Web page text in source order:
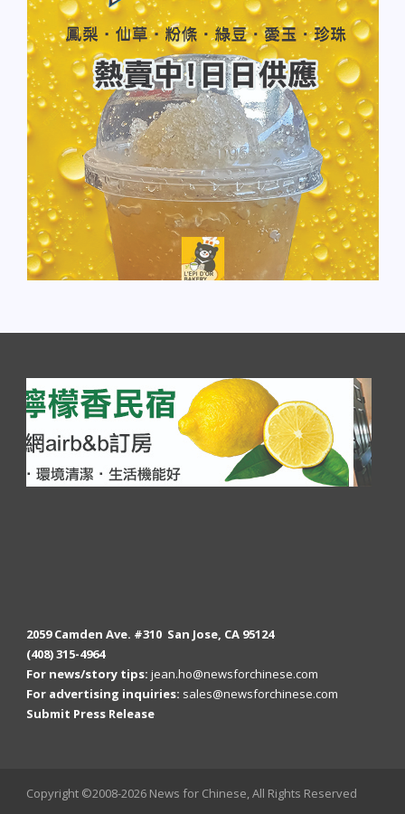
2059 Camden Ave. #310 San Jose, CA 95124
(408) 315-4964
For news/story tips: jean.ho@newsforchinese.com
For advertising inquiries: sales@newsforchinese.com
Submit Press Release
Copyright ©2008-2026 News for Chinese, All Rights Reserved